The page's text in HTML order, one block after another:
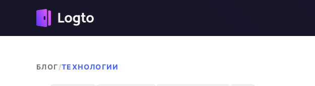
БЛОГ/ТЕХНОЛОГИИ